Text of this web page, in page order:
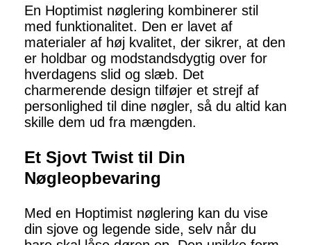
En Hoptimist nøglering kombinerer stil
med funktionalitet. Den er lavet af
materialer af høj kvalitet, der sikrer, at den
er holdbar og modstandsdygtig over for
hverdagens slid og slæb. Det
charmerende design tilføjer et strejf af
personlighed til dine nøgler, så du altid kan
skille dem ud fra mængden.
Et Sjovt Twist til Din
Nøgleopbevaring
Med en Hoptimist nøglering kan du vise
din sjove og legende side, selv når du